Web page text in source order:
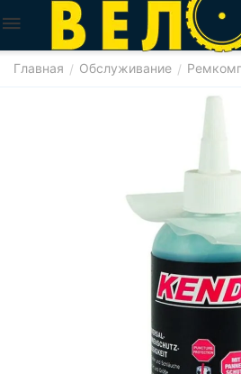
Главная / Обслуживание /